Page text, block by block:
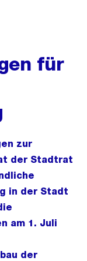
für
zur
der Stadtrat
in der Stadt
am 1. Juli
der